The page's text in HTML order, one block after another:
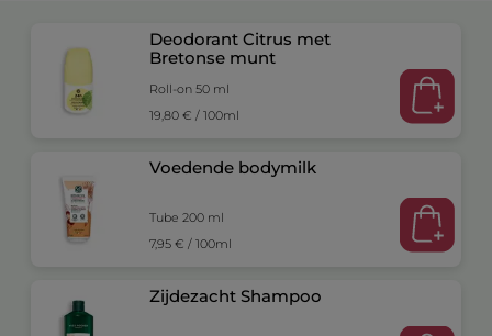
Deodorant Citrus met
Bretonse munt
Roll-on 50 ml
19,80 € / 100ml
Voedende bodymilk
Tube 200 ml
7,95 € / 100ml
Zijdezacht Shampoo